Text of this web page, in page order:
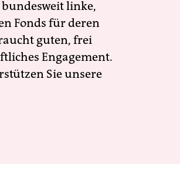
linke,
Fonds für deren
guten, frei
Engagement.
Sie unsere